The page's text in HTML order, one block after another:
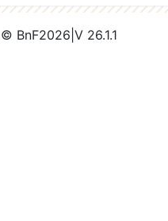
© BnF2026 V 26.1.1